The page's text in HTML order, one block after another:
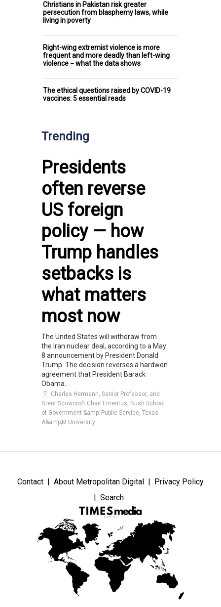
Christians in Pakistan risk greater
persecution from blasphemy laws, while
living in poverty
Right-wing extremist violence is more
frequent and more deadly than left-wing
violence − what the data shows
The ethical questions raised by COVID-19
vaccines: 5 essential reads
Trending
Presidents
often reverse
US foreign
policy — how
Trump handles
setbacks is
what matters
most now
The United States will withdraw from
the Iran nuclear deal, according to a May
8 announcement by President Donald
Trump. The decision reverses a hardwon
agreement that President Barack
Obama...
Charles Hermann, Senior Professor, and
Brent Scowcroft Chair Emeritus, Bush School
of Government &amp; Public Service, Texas
A&amp;M University
Contact About Metropolitan Digital
Privacy Policy
Search